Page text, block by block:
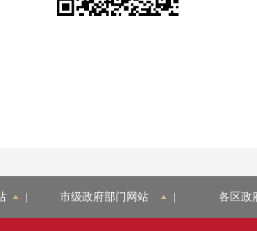
| 市级政府部门网站 | 各区政